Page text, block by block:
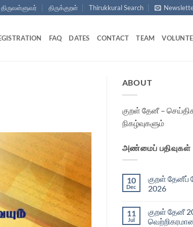
திருவள்ளுவர் திருக்குறள் Thirukkural Search
FAQ DATES CONTACT TEAM
ABOUT
குறள் தேனீ –
நிகழ்வுகளும்
அண்மைப் பதிவுகள்
10
Dec
குறள் தேனீப்
2026
on
குறள்
தேனீப்
11
Jul
குறள் தேனீ